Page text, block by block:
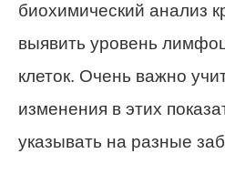
биохимический анализ
выявить уровень
клеток. Очень важно
изменения в этих
указывать на разные